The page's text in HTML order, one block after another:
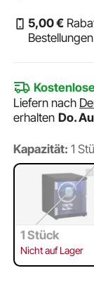
5,00€
Liefern nach
erhalten Do.
Kapazität: 1
1 Stück
Nicht auf Lager